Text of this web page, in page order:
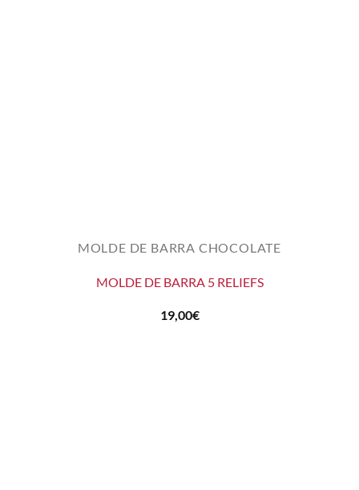
MOLDE DE BARRA CHOCOLATE
MOLDE DE BARRA 5 RELIEFS
19,00€